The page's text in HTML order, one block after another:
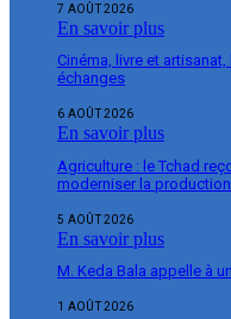
7 AOÛT 2026
En savoir plus
Cinéma, livre et
échanges
6 AOÛT 2026
En savoir plus
Agriculture : le Tchad
moderniser la production
5 AOÛT 2026
En savoir plus
M. Keda Bala appelle à
1 AOÛT 2026